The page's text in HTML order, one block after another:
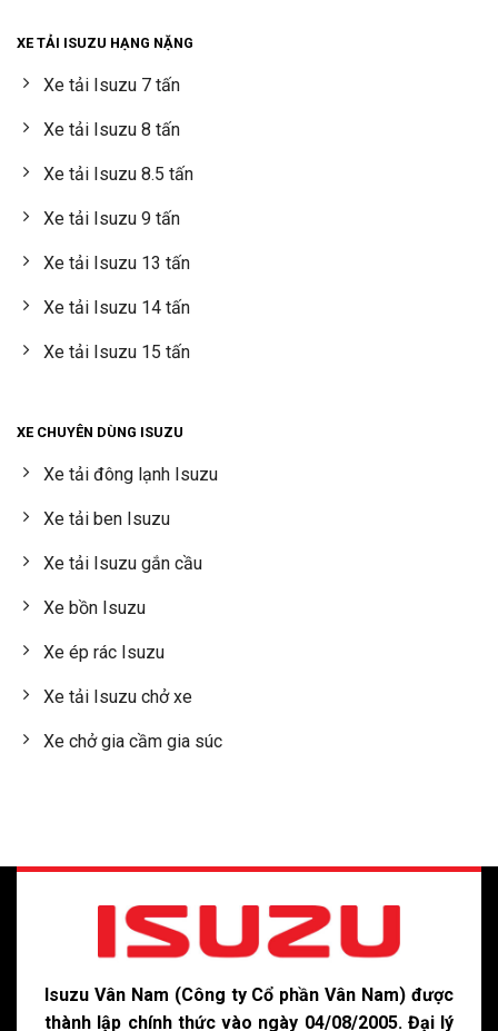
XE TẢI ISUZU HẠNG NẶNG
Xe tải Isuzu 7 tấn
Xe tải Isuzu 8 tấn
Xe tải Isuzu 8.5 tấn
Xe tải Isuzu 9 tấn
Xe tải Isuzu 13 tấn
Xe tải Isuzu 14 tấn
Xe tải Isuzu 15 tấn
XE CHUYÊN DÙNG ISUZU
Xe tải đông lạnh Isuzu
Xe tải ben Isuzu
Xe tải Isuzu gắn cầu
Xe bồn Isuzu
Xe ép rác Isuzu
Xe tải Isuzu chở xe
Xe chở gia cầm gia súc
Isuzu Vân Nam (Công ty Cổ phần Vân Nam) được
thành lập chính thức vào ngày 04/08/2005. Đại lý